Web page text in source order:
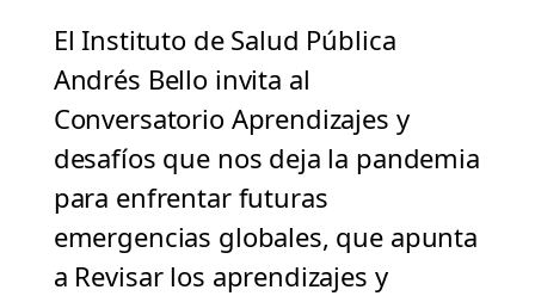
El Instituto de Salud Pública
Andrés Bello invita al
Conversatorio Aprendizajes y
desafíos que nos deja la pandemia
para enfrentar futuras
emergencias globales, que apunta
a Revisar los aprendizajes y